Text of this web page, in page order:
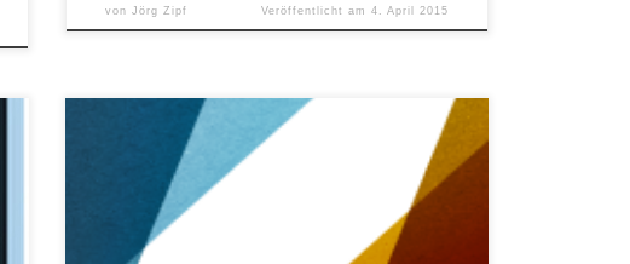
vonJörg Zipf Veröffentlicht am 4. April 2015
In meinem letzten Beitrag habe ich die
Onlineplattform Picdrop vorgestellt. Die Jungs von
Picdrop entwickeln ihre Plattform stetig weiter und so
gibt es immer wieder Neuerungen, die sie auch in
einem Blog festhalten. Neben dem Lightroom Plugin,